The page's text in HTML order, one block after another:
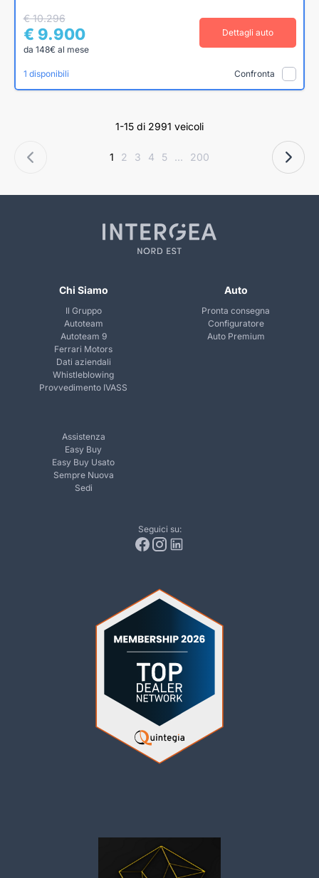
€ 10.296
€ 9.900
da 148€ al mese
Dettagli auto
1 disponibili Confronta
1-15 di 2991 veicoli
1 2 3 4 5 ... 200
Chi Siamo
Il Gruppo
Autoteam
Autoteam 9
Ferrari Motors
Dati aziendali
Whistleblowing
Provvedimento IVASS
Auto
Pronta consegna
Configuratore
Auto Premium
Assistenza
Easy Buy
Easy Buy Usato
Sempre Nuova
Sedi
Seguici su: